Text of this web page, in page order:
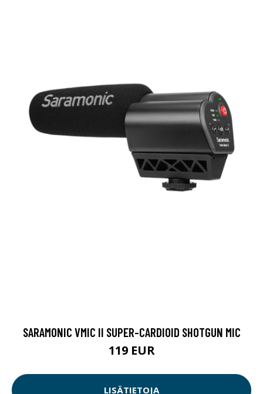
SARAMONIC VMIC II SUPER-CARDIOID SHOTGUN MIC
119 EUR
LISÄTIETOJA